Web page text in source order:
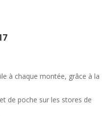
à chaque montée, grâce à la
de poche sur les stores de